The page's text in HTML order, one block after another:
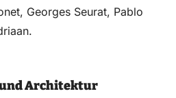
Georges Seurat, Pablo
Architektur